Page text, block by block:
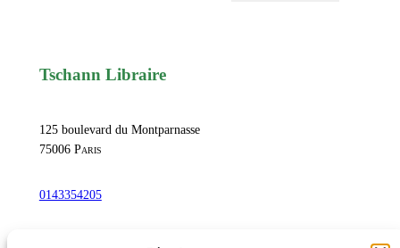
Tschann Libraire
125 boulevard du Montparnasse
75006 Paris
0143354205